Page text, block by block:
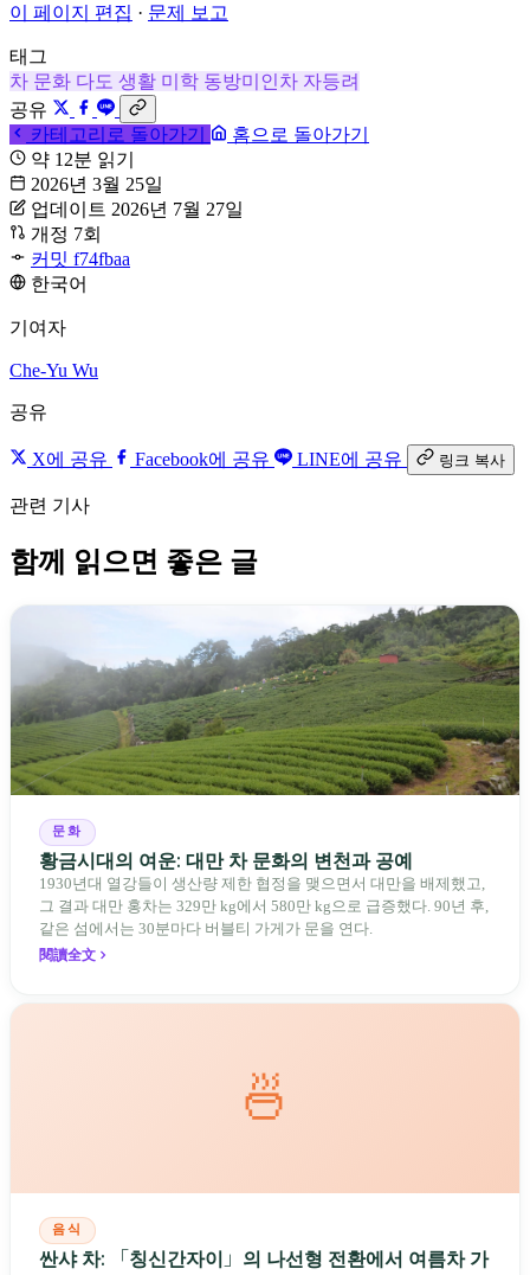
이 페이지 편집 · 문제 보고
태그
차 문화 다도 생활 미학 동방미인차 자등려
공유
카테고리로 돌아가기
홈으로 돌아가기
약 12분 읽기
2026년 3월 25일
업데이트 2026년 7월 27일
개정 7회
커밋 f74fbaa
한국어
기여자
Che-Yu Wu
공유
X에 공유 Facebook에 공유 LINE에 공유 링크 복사
관련 기사
함께 읽으면 좋은 글
문화
황금시대의 여운: 대만 차 문화의 변천과 공예
1930년대 열강들이 생산량 제한 협정을 맺으면서 대만을 배제했고,
그 결과 대만 홍차는 329만 kg에서 580만 kg으로 급증했다. 90년 후,
같은 섬에서는 30분마다 버블티 가게가 문을 연다.
閱讀全文
🍜
음식
싼샤 차: 「칭신간자이」의 나선형 전환에서 여름차 가